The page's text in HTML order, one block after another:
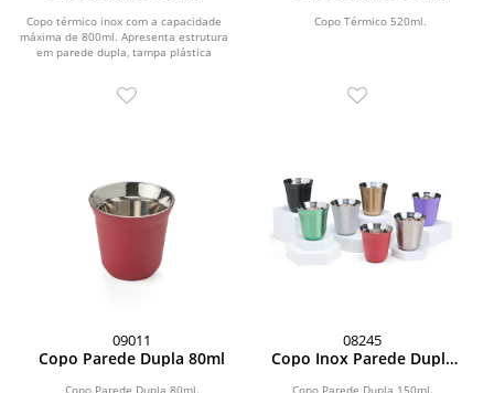
Copo térmico inox com a capacidade
máxima de 800ml. Apresenta estrutura
em parede dupla, tampa plástica
Copo Térmico 520ml.
09011
Copo Parede Dupla 80ml
Copo Parede Dupla 80ml.
08245
Copo Inox Parede Dupla
Copo Parede Dupla 150ml.